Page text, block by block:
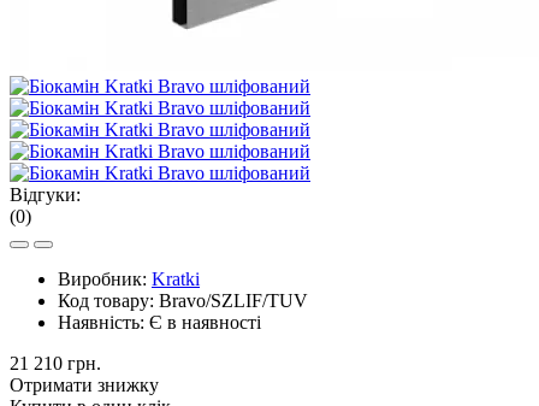
Відгуки:
(0)
Виробник: Kratki
Код товару: Bravo/SZLIF/TUV
Наявність: Є в наявності
21 210 грн.
Отримати знижку